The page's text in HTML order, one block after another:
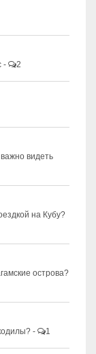
- 2
видеть
на Кубу?
острова?
- 1